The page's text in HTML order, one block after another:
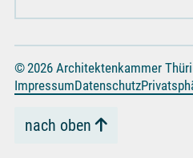
© 2026 Architektenkammer
ImpressumDatenschutz
nach oben